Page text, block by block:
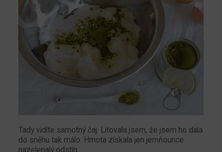
Tady vidíte samotný čaj. Litovala jsem, že jsem ho dala
do sněhu tak málo. Hmota získala jen jemňounce
nazelenalý odstín.